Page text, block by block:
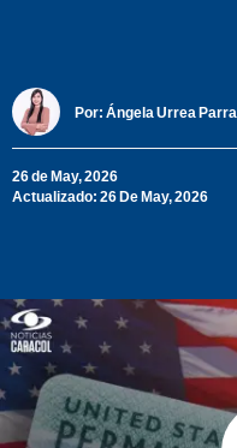
Por: Ángela Urrea Parra
26 de May, 2026
Actualizado: 26 De May, 2026